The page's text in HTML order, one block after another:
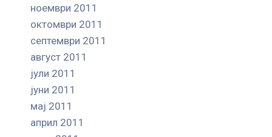
ноември 2011
октомври 2011
септември 2011
август 2011
јули 2011
јуни 2011
мај 2011
април 2011